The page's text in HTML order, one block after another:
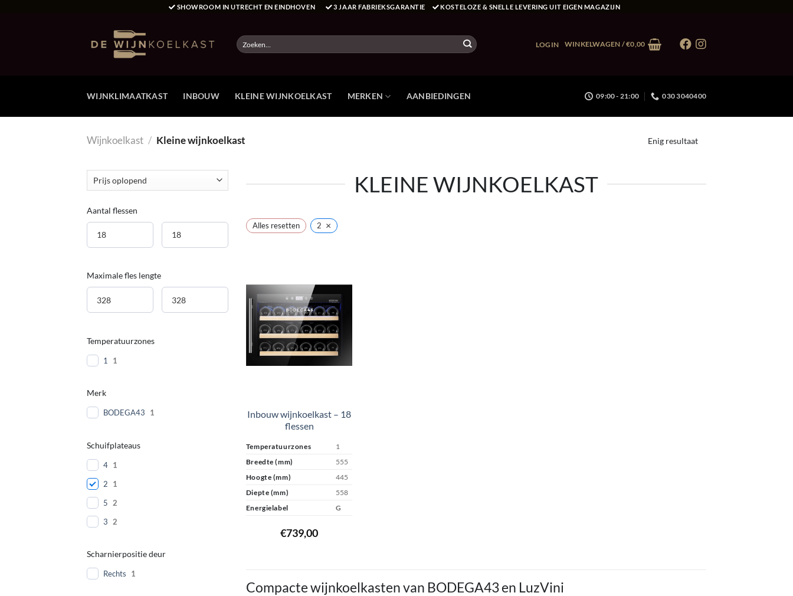
SHOWROOM IN UTRECHT EN EINDHOVEN 3 JAAR FABRIEKSGARANTIE KOSTELOZE & SNELLE LEVERING UIT EIGEN MAGAZIJN
Zoeken
naar:
LOGIN WINKELWAGEN /€0,00
WIJNKLIMAATKAST INBOUW KLEINE WIJNKOELKAST MERKEN AANBIEDINGEN 09:00 - 21:00 030 3040400
Wijnkoelkast / Kleine wijnkoelkast Enig resultaat
Aantal flessen
Maximale fles lengte
Temperatuurzones
1 1
Merk
BODEGA43 1
Schuifplateaus
4 1
2
1
5
2
3
2
Scharnierpositie deur
Rechts 1
KLEINE WIJNKOELKAST
Alles resetten 2 ×
Inbouw wijnkoelkast – 18
flessen
Temperatuurzones
1
Breedte (mm)
555
Hoogte (mm)
445
Diepte (mm)
558
Energielabel
G
€739,00
Compacte wijnkoelkasten van BODEGA43 en LuzVini